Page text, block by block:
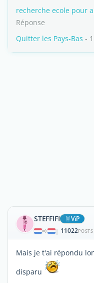
recherche ecole pour
Réponse
Quitter les Pays-Bas -
STEFFIFI ViP
| 11022POSTS
Mais je t'ai répondu
disparu